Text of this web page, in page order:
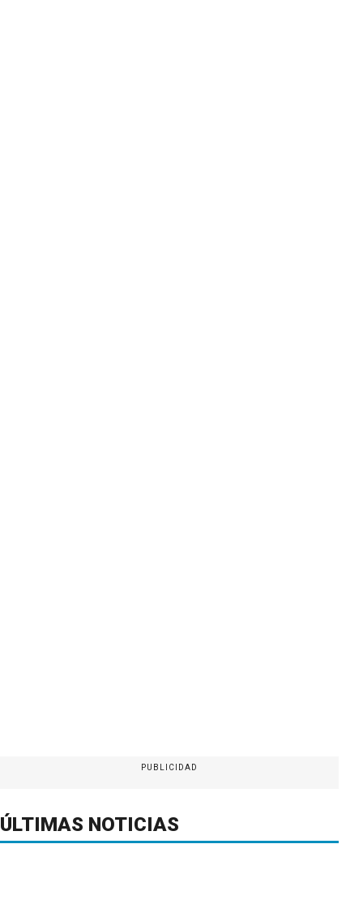
PUBLICIDAD
ÚLTIMAS NOTICIAS